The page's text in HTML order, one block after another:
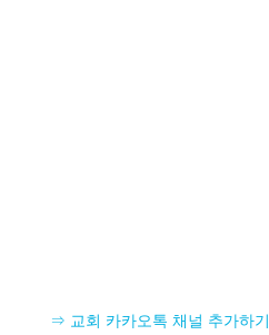
⇒ 교회 카카오톡 채널 추가하기